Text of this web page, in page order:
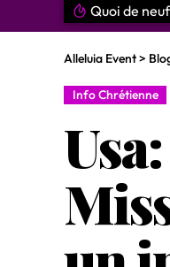
Quoi de neuf
Alleluia Event>
Info Chrétienne